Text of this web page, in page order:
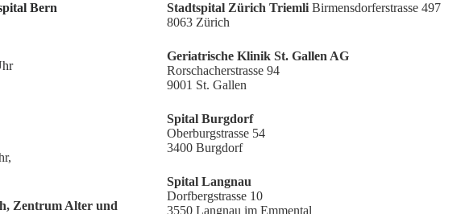
Bern
Zentrum Alter und
Stadtspital Zürich Triemli Birmensdorferstrasse 497
8063 Zürich
Geriatrische Klinik St. Gallen AG
Rorschacherstrasse 94
9001 St. Gallen
Spital Burgdorf
Oberburgstrasse 54
3400 Burgdorf
Spital Langnau
Dorfbergstrasse 10
3550 Langnau im Emmental